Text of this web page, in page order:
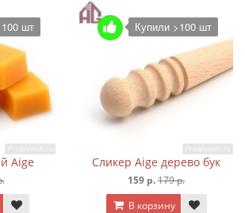
шт
Aige
Купили >100 шт
Сликер Aige дерево бук
159 р.179 р.
В корзину